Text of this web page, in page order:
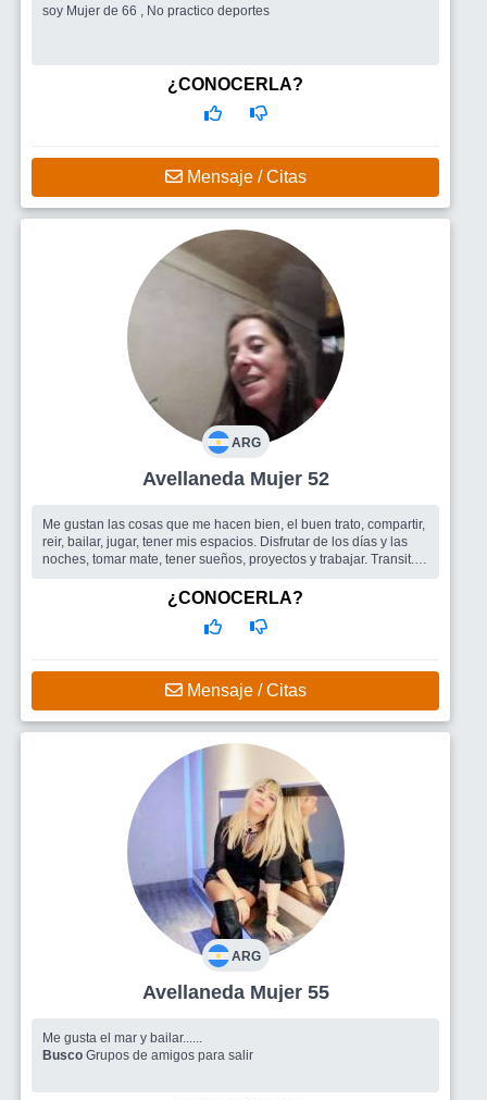
soy Mujer de 66 , No practico deportes
¿CONOCERLA?
Mensaje / Citas
ARG
Avellaneda Mujer 52
Me gustan las cosas que me hacen bien, el buen trato, compartir,
reir, bailar, jugar, tener mis espacios. Disfrutar de los días y las
noches, tomar mate, tener sueños, proyectos y trabajar. Transit...
pueda conocer personas y también a un hombre, aunque esto
último si se da y se pega onda.
¿CONOCERLA?
Mensaje / Citas
ARG
Avellaneda Mujer 55
Me gusta el mar y bailar......
Busco Grupos de amigos para salir